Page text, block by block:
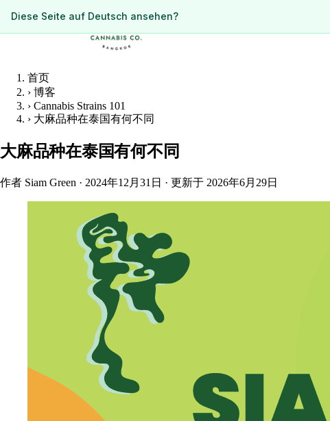
ดูหน้านี้เป็นภาษาไทย?
Diese Seite auf Deutsch ansehen?
首页
› 博客
› Cannabis Strains 101
› 大麻品种在泰国有何不同
大麻品种在泰国有何不同
作者 Siam Green · 2024年12月31日 · 更新于 2026年6月29日